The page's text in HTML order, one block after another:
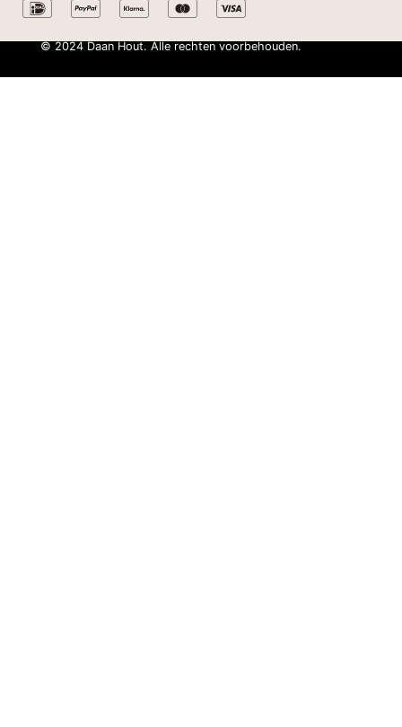
© 2024 Daan Hout. Alle rechten voorbehouden.